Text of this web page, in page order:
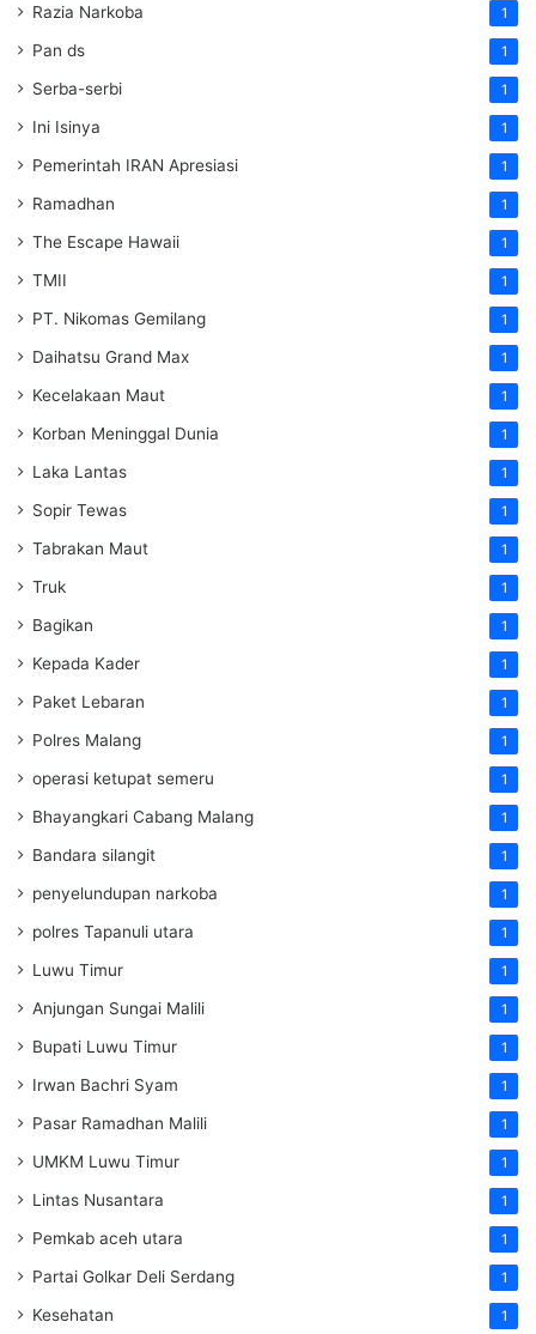
Razia Narkoba 1
Pan ds 1
Serba-serbi 1
Ini Isinya 1
Pemerintah IRAN Apresiasi 1
Ramadhan 1
The Escape Hawaii 1
TMII 1
PT. Nikomas Gemilang 1
Daihatsu Grand Max 1
Kecelakaan Maut 1
Korban Meninggal Dunia 1
Laka Lantas 1
Sopir Tewas 1
Tabrakan Maut 1
Truk 1
Bagikan 1
Kepada Kader 1
Paket Lebaran 1
Polres Malang 1
operasi ketupat semeru 1
Bhayangkari Cabang Malang 1
Bandara silangit 1
penyelundupan narkoba 1
polres Tapanuli utara 1
Luwu Timur 1
Anjungan Sungai Malili 1
Bupati Luwu Timur 1
Irwan Bachri Syam 1
Pasar Ramadhan Malili 1
UMKM Luwu Timur 1
Lintas Nusantara 1
Pemkab aceh utara 1
Partai Golkar Deli Serdang 1
Kesehatan 1